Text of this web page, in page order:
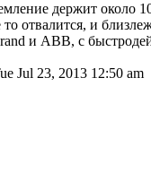
держит около
то отвалится, и
и ABB, с
Jul 23, 2013 12:50 am